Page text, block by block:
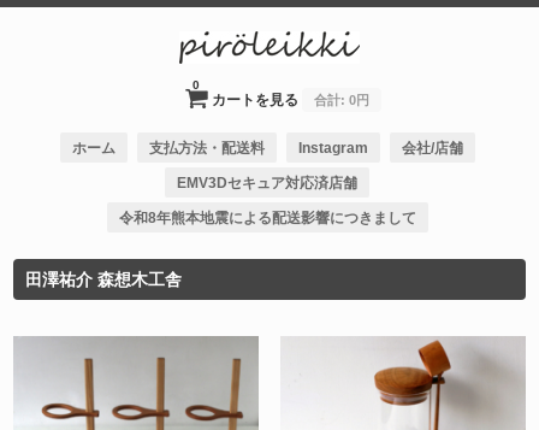
カートを見る
0
合計: 0円
ホーム 支払方法・配送料 Instagram 会社/店舗
EMV3Dセキュア対応済店舗
令和8年熊本地震による配送影響につきまして
田澤祐介 森想木工舎